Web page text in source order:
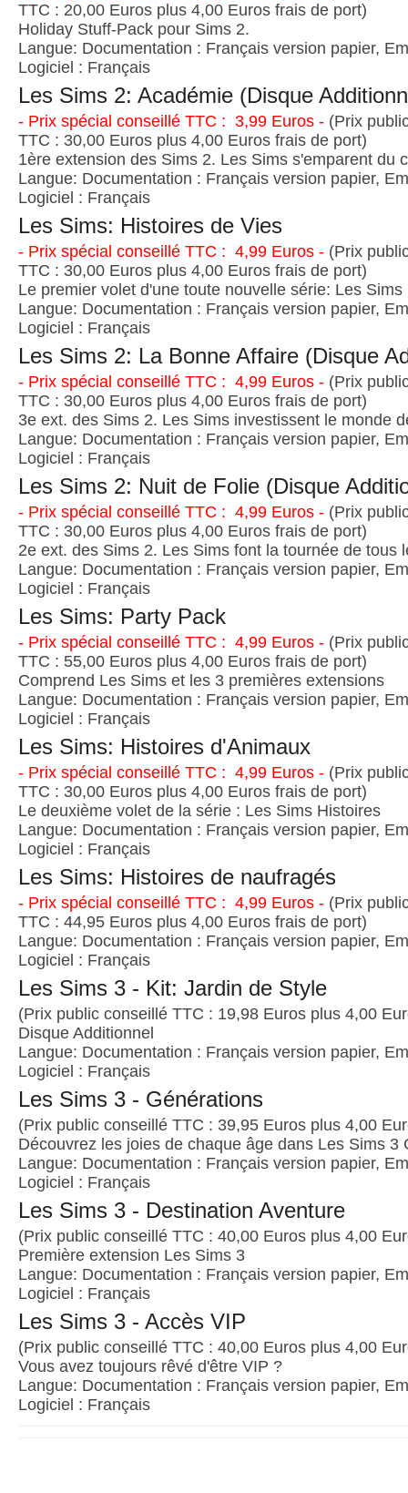
TTC : 20,00 Euros plus 4,00 Euros frais de port)
Holiday Stuff-Pack pour Sims 2.
Langue: Documentation : Français version papier,
Logiciel : Français
Les Sims 2: Académie (Disque
- Prix spécial conseillé TTC : 3,99 Euros - (Prix
TTC : 30,00 Euros plus 4,00 Euros frais de port)
1ère extension des Sims 2. Les Sims s'emparent du
Langue: Documentation : Français version papier,
Logiciel : Français
Les Sims: Histoires de Vies
- Prix spécial conseillé TTC : 4,99 Euros - (Prix
TTC : 30,00 Euros plus 4,00 Euros frais de port)
Le premier volet d'une toute nouvelle série: Les Sims
Langue: Documentation : Français version papier,
Logiciel : Français
Les Sims 2: La Bonne Affaire (Disque
- Prix spécial conseillé TTC : 4,99 Euros - (Prix
TTC : 30,00 Euros plus 4,00 Euros frais de port)
3e ext. des Sims 2. Les Sims investissent le monde
Langue: Documentation : Français version papier,
Logiciel : Français
Les Sims 2: Nuit de Folie (Disque
- Prix spécial conseillé TTC : 4,99 Euros - (Prix
TTC : 30,00 Euros plus 4,00 Euros frais de port)
2e ext. des Sims 2. Les Sims font la tournée de tous
Langue: Documentation : Français version papier,
Logiciel : Français
Les Sims: Party Pack
- Prix spécial conseillé TTC : 4,99 Euros - (Prix
TTC : 55,00 Euros plus 4,00 Euros frais de port)
Comprend Les Sims et les 3 premières extensions
Langue: Documentation : Français version papier,
Logiciel : Français
Les Sims: Histoires d'Animaux
- Prix spécial conseillé TTC : 4,99 Euros - (Prix
TTC : 30,00 Euros plus 4,00 Euros frais de port)
Le deuxième volet de la série : Les Sims Histoires
Langue: Documentation : Français version papier,
Logiciel : Français
Les Sims: Histoires de naufragés
- Prix spécial conseillé TTC : 4,99 Euros - (Prix
TTC : 44,95 Euros plus 4,00 Euros frais de port)
Langue: Documentation : Français version papier,
Logiciel : Français
Les Sims 3 - Kit: Jardin de Style
(Prix public conseillé TTC : 19,98 Euros plus 4,00
Disque Additionnel
Langue: Documentation : Français version papier,
Logiciel : Français
Les Sims 3 - Générations
(Prix public conseillé TTC : 39,95 Euros plus 4,00
Découvrez les joies de chaque âge dans Les Sims 3
Langue: Documentation : Français version papier,
Logiciel : Français
Les Sims 3 - Destination Aventure
(Prix public conseillé TTC : 40,00 Euros plus 4,00
Première extension Les Sims 3
Langue: Documentation : Français version papier,
Logiciel : Français
Les Sims 3 - Accès VIP
(Prix public conseillé TTC : 40,00 Euros plus 4,00
Vous avez toujours rêvé d'être VIP ?
Langue: Documentation : Français version papier,
Logiciel : Français